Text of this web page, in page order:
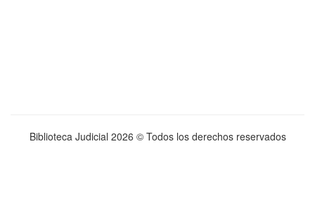
Biblioteca Judicial 2026 © Todos los derechos reservados